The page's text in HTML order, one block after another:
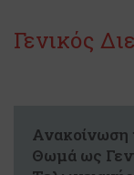
Γενικός
Ανακοίνωση
Θωμά ως